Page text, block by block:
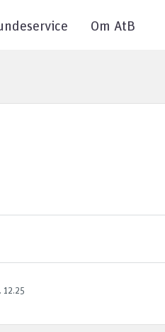
Om AtB
12.25